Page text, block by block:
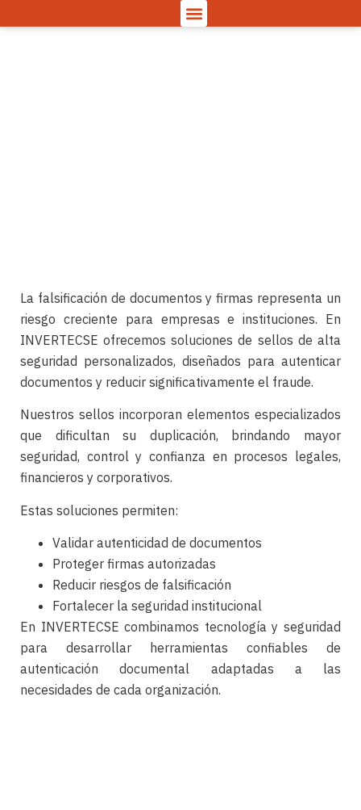
La falsificación de documentos y firmas representa un
riesgo creciente para empresas e instituciones. En
INVERTECSE ofrecemos soluciones de sellos de alta
seguridad personalizados, diseñados para autenticar
documentos y reducir significativamente el fraude.
Nuestros sellos incorporan elementos especializados
que dificultan su duplicación, brindando mayor
seguridad, control y confianza en procesos legales,
financieros y corporativos.
Estas soluciones permiten:
Validar autenticidad de documentos
Proteger firmas autorizadas
Reducir riesgos de falsificación
Fortalecer la seguridad institucional
En INVERTECSE combinamos tecnología y seguridad
para desarrollar herramientas confiables de
autenticación documental adaptadas a las
necesidades de cada organización.